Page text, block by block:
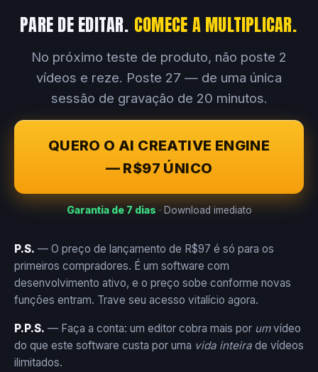
PARE DE EDITAR. COMECE A MULTIPLICAR.
No próximo teste de produto, não poste 2
vídeos e reze. Poste 27 — de uma única
sessão de gravação de 20 minutos.
QUERO O AI CREATIVE ENGINE
— R$97 ÚNICO
Garantia de 7 dias · Download imediato
P.S. — O preço de lançamento de R$97 é só para os
primeiros compradores. É um software com
desenvolvimento ativo, e o preço sobe conforme novas
funções entram. Trave seu acesso vitalício agora.
P.P.S. — Faça a conta: um editor cobra mais por umvídeo
do que este software custa por uma vida inteira de vídeos
ilimitados.